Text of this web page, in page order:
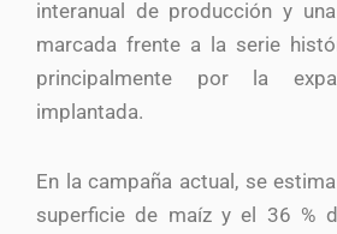
interanual de producción y
marcada frente a la serie
principalmente por la
implantada.
En la campaña actual, se
superficie de maíz y el 36 %